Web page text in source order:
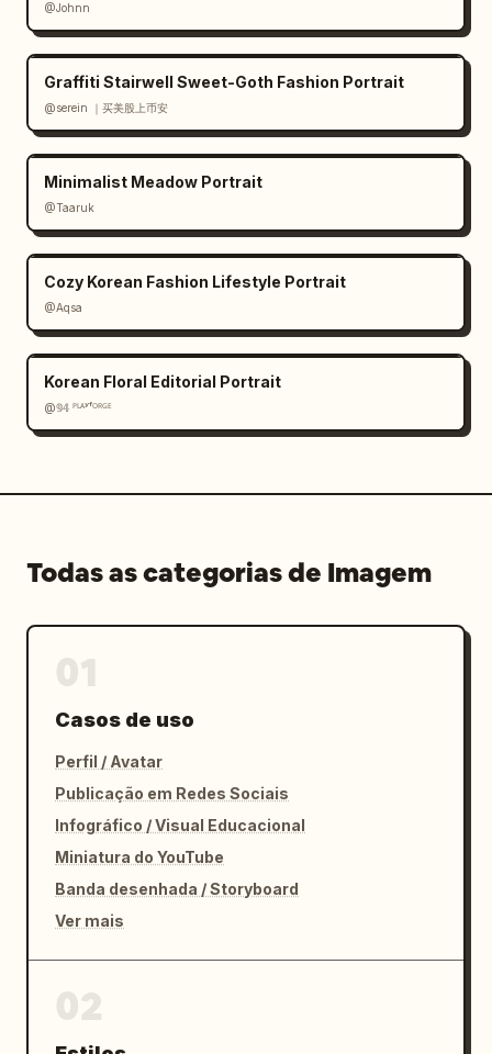
@Johnn
Graffiti Stairwell Sweet-Goth Fashion Portrait
@serein ｜买美股上币安
Minimalist Meadow Portrait
@Taaruk
Cozy Korean Fashion Lifestyle Portrait
@Aqsa
Korean Floral Editorial Portrait
@𝟡𝟜 ᴾᴸᴬʸᶠᴼᴿᴳᴱ
Todas as categorias de Imagem
Casos de uso
Perfil / Avatar
Publicação em Redes Sociais
Infográfico / Visual Educacional
Miniatura do YouTube
Banda desenhada / Storyboard
Ver mais